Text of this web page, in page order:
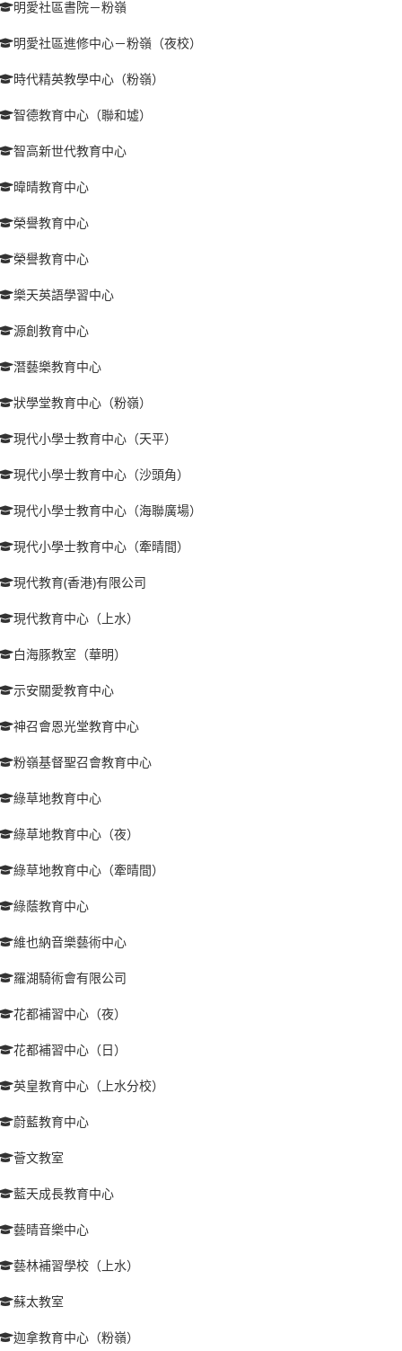
明愛社區書院－粉嶺
明愛社區進修中心－粉嶺（夜校）
時代精英教學中心（粉嶺）
智德教育中心（聯和墟）
智高新世代教育中心
暐晴教育中心
榮譽教育中心
榮譽教育中心
樂天英語學習中心
源創教育中心
潛藝樂教育中心
狀學堂教育中心（粉嶺）
現代小學士教育中心（天平）
現代小學士教育中心（沙頭角）
現代小學士教育中心（海聯廣場）
現代小學士教育中心（牽晴間）
現代教育(香港)有限公司
現代教育中心（上水）
白海豚教室（華明）
示安關愛教育中心
神召會恩光堂教育中心
粉嶺基督聖召會教育中心
綠草地教育中心
綠草地教育中心（夜）
綠草地教育中心（牽晴間）
綠蔭教育中心
維也納音樂藝術中心
羅湖騎術會有限公司
花都補習中心（夜）
花都補習中心（日）
英皇教育中心（上水分校）
蔚藍教育中心
薈文教室
藍天成長教育中心
藝晴音樂中心
藝林補習學校（上水）
蘇太教室
迦拿教育中心（粉嶺）